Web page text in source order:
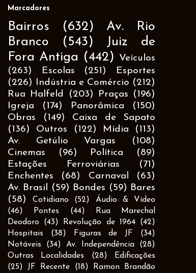
Marcadores
Bairros (632)
Av. Rio
Branco
(543)
Juiz de
Fora Antiga (442)
Veículos
(263)
Escolas (251)
Esportes
(226)
Indústria e Comércio (212)
Rua Halfeld
(203) Praças
(196)
Igreja
(174) Panorâmica
(150)
Obras
(149)
Caixa de Sapato
(136)
Outros (122) Mídia
(113)
Av. Getúlio Vargas
(108)
Cinemas
(96) Política
(89)
Estações Ferroviárias
(71)
Enchentes
(68) Carnaval
(63)
Av. Brasil
(59) Bondes (59) Bares
(58)
Cotidiano (52)
Áudio & Vídeo
(46)
Pontes (44)
Rua Marechal
Deodoro
(43) Revolução de 1964
(42)
Hospitais
(38) Figuras de JF
(34)
Notáveis
(34) Av. Independência
(28)
Outras Localidades
(28)
Edificações
(25)
JF Recente (18)
Ramon Brandão